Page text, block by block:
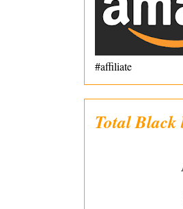
#affiliate
Total Black